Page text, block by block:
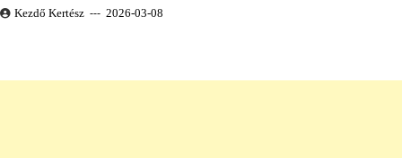
Kezdő Kertész 2026-03-08